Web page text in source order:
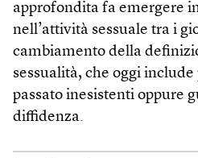
approfondita fa emergere
nell’attività sessuale tra i
cambiamento della
sessualità, che oggi
passato inesistenti oppure
diffidenza.